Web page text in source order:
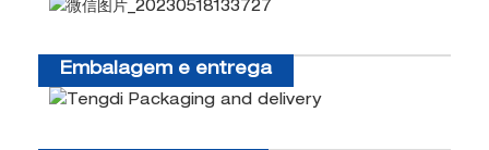
Embalagem e entrega